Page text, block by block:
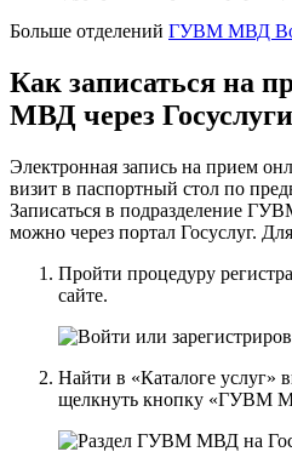
Больше отделений ГУВМ МВД
Как записаться на
МВД через Госуслуги
Электронная запись на прием
визит в паспортный стол по
Записаться в подразделение
можно через портал Госуслуг.
Пройти процедуру
сайте.
Найти в «Каталоге услуг»
щелкнуть кнопку «ГУВМ